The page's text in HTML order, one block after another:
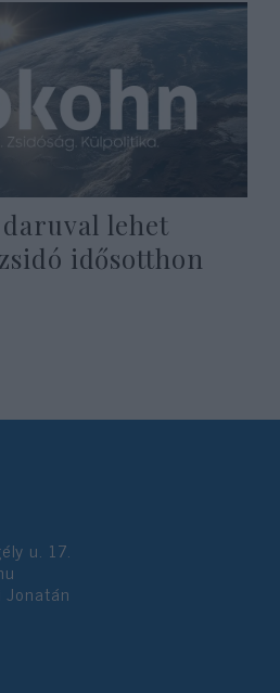
lehet
idősotthon
u. 17.
Jonatán